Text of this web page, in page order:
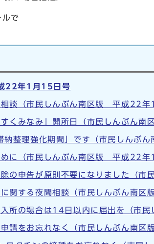
で
22年1月15日号
相談（市民しんぶん南区版 平成22年
くみなみ」開所日（市民しんぶん
納整理強化期間」です（市民しんぶ
めに（市民しんぶん南区版 平成22年
の申告が原則不要になりました（
に関する夜間相談（市民しんぶん南
入所の場合は14日以内に届出を（市
請をお忘れなく（市民しんぶん南